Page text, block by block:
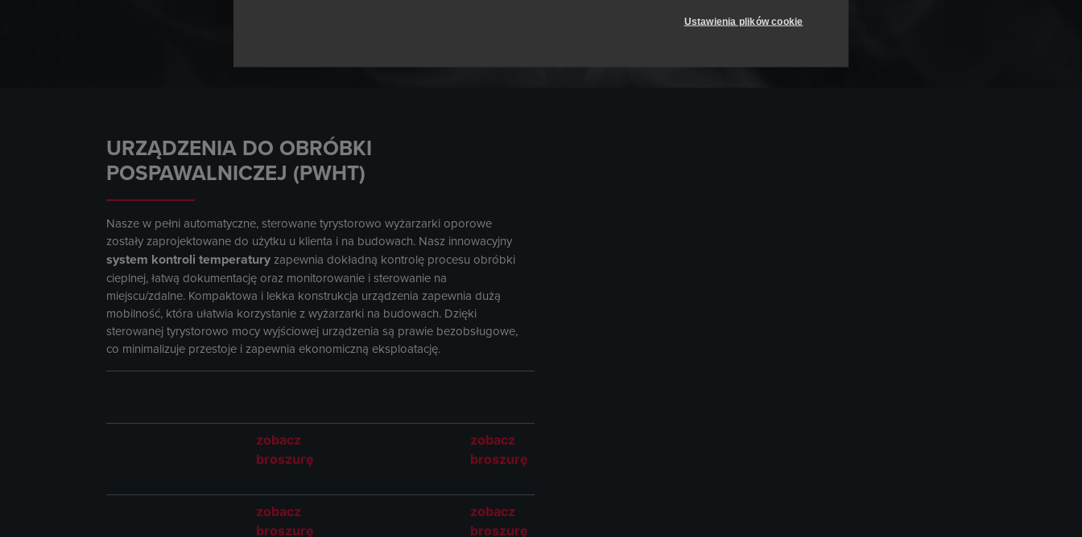
Ustawienia plików cookie
URZĄDZENIA DO OBRÓBKI
POSPAWALNICZEJ (PWHT)
Nasze w pełni automatyczne, sterowane tyrystorowo wyżarzarki oporowe
zostały zaprojektowane do użytku u klienta i na budowach. Nasz innowacyjny
system kontroli temperaturyzapewnia dokładną kontrolę procesu obróbki
cieplnej, łatwą dokumentację oraz monitorowanie i sterowanie na
miejscu/zdalne. Kompaktowa i lekka konstrukcja urządzenia zapewnia dużą
mobilność, która ułatwia korzystanie z wyżarzarki na budowach. Dzięki
sterowanej tyrystorowo mocy wyjściowej urządzenia są prawie bezobsługowe,
co minimalizuje przestoje i zapewnia ekonomiczną eksploatację.
zobacz
broszurę
zobacz
broszurę
zobacz
broszurę
zobacz
broszurę